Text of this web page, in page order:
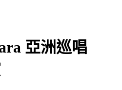
亞洲巡唱